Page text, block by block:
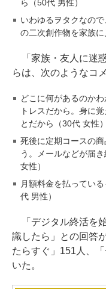
ら（50代 男性）
いわゆるヲタクなの
の二次創作物を家族に
「家族・友人に迷
らは、次のようなコ
どこに何があるのか
トレスだから。身に
とだから（30代 女性）
死後に定期コースの
う。メールなどが届
女性）
月額料金を払ってい
代 男性）
「デジタル終活を
識したら」との回答
たらすぐ」151人、
いた。